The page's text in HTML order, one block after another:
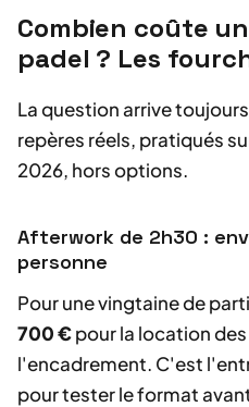
Combien coûte
padel ? Les
La question arrive
repères réels, pratiqués
2026, hors options.
Afterwork de 2h30 :
personne
Pour une vingtaine de
700 €pour la location
l'encadrement. C'est
pour tester le format